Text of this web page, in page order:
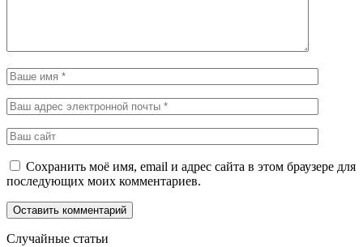
Сохранить моё имя, email и адрес сайта в этом браузере для
последующих моих комментариев.
Случайные статьи